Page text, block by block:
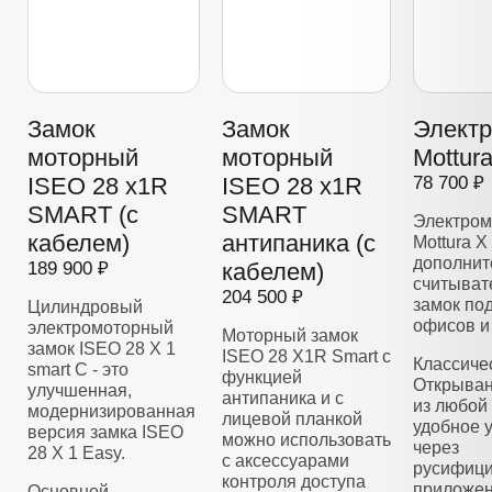
Замок
моторный
ISEO 28 x1R
SMART (с
кабелем)
189 900 ₽
Цилиндровый
электромоторный
замок ISEO 28 Х 1
smart C - это
улучшенная,
модернизированная
версия замка ISEO
28 X 1 Easy.
Замок
моторный
ISEO 28 x1R
SMART
антипаника (с
кабелем)
204 500 ₽
Моторный замок
ISEO 28 X1R Smart с
функцией
антипаника и с
лицевой планкой
можно использовать
с аксессуарами
контроля доступа
78 700 ₽
Mottura
замок
офисов и
из любой
удобное
через